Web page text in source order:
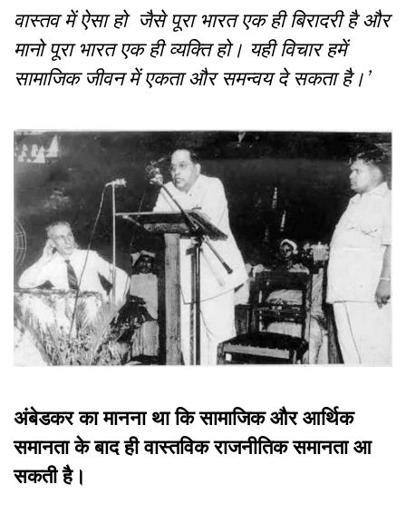
वास्तव में ऐसा हो जैसे पूरा भारत एक ही बिरादरी है और
मानो पूरा भारत एक ही व्यक्ति हो। यही विचार हमें
सामाजिक जीवन में एकता और समन्वय दे सकता है।
अंबेडकर का मानना था कि सामाजिक और आर्थिक
समानता के बाद ही वास्तविक राजनीतिक समानता आ
सकती है।